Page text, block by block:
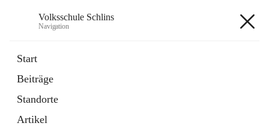
Volksschule Schlins
Navigation
Start
Beiträge
Standorte
Artikel